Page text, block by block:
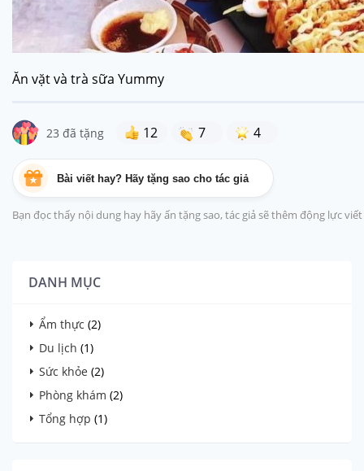
Ăn vặt và trà sữa Yummy
23 đã tặng 12 7 4
Bài viết hay? Hãy tặng sao cho tác giả
Bạn đọc thấy nội dung hay hãy ấn tặng sao, tác giả sẽ thêm động lực
DANH MỤC
Ẩm thực (2)
Du lịch (1)
Sức khỏe (2)
Phòng khám (2)
Tổng hợp (1)